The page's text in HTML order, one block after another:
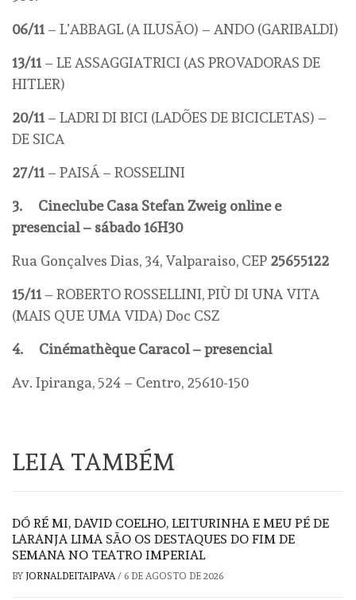
06/11 – L’ABBAGL (A ILUSÃO) – ANDO (GARIBALDI)
13/11 – LE ASSAGGIATRICI (AS PROVADORAS DE
HITLER)
20/11 – LADRI DI BICI (LADÕES DE BICICLETAS) –
DE SICA
27/11 – PAISÁ – ROSSELINI
3. Cineclube Casa Stefan Zweig online e
presencial – sábado 16H30
Rua Gonçalves Dias, 34, Valparaiso, CEP 25655122
15/11 – ROBERTO ROSSELLINI, PIÙ DI UNA VITA
(MAIS QUE UMA VIDA) Doc CSZ
4. Cinémathèque Caracol – presencial
Av. Ipiranga, 524 – Centro, 25610-150
LEIA TAMBÉM
DÓ RÉ MI, DAVID COELHO, LEITURINHA E MEU PÉ DE
LARANJA LIMA SÃO OS DESTAQUES DO FIM DE
SEMANA NO TEATRO IMPERIAL
BY JORNALDEITAIPAVA/ 6 DE AGOSTO DE 2026